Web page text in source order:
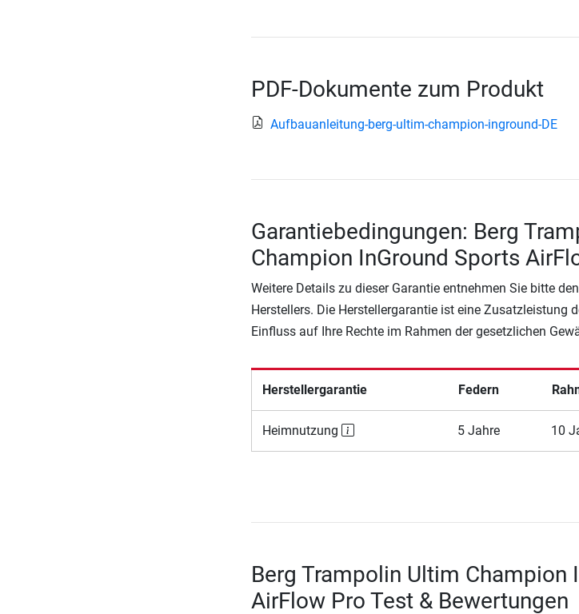
PDF-Dokumente zum Produkt
Aufbauanleitung-berg-ultim-champion-inground-DE
Garantiebedingungen: Berg
Champion InGround Sports
Weitere Details zu dieser Garantie entnehmen Sie bitte
Herstellers. Die Herstellergarantie ist eine Zusatzleistung
Einfluss auf Ihre Rechte im Rahmen der gesetzlichen
Herstellergarantie Federn
Heimnutzung 5 Jahre 10
Berg Trampolin Ultim Champion
AirFlow Pro Test & Bewertungen